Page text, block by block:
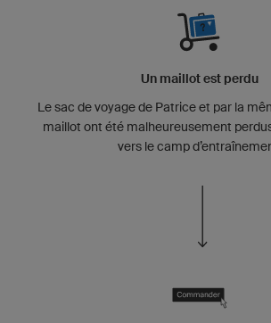
Un maillot est perdu
Le sac de voyage de Patrice et par la
maillot ont été malheureusement
vers le camp